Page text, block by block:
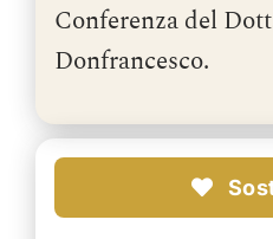
Conferenza del
Donfrancesco.